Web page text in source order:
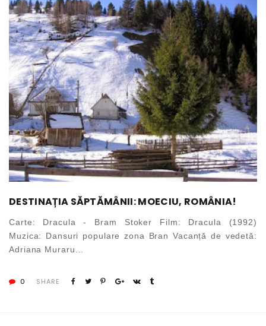
DESTINAȚIA SĂPTĂMÂNII: MOECIU, ROMÂNIA!
Carte: Dracula - Bram Stoker Film: Dracula (1992)
Muzica: Dansuri populare zona Bran Vacanță de vedetă:
Adriana Muraru...
0 SHARE